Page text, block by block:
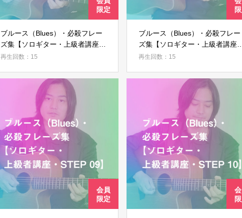
ブルース（Blues）・必殺フレー
ズ集【ソロギター・上級者講座・
STEP 06】
再生回数：15
ブルース（Blues）・必殺フレー
ズ集【ソロギター・上級者講座・
STEP 07】
再生回数：15
ログイン